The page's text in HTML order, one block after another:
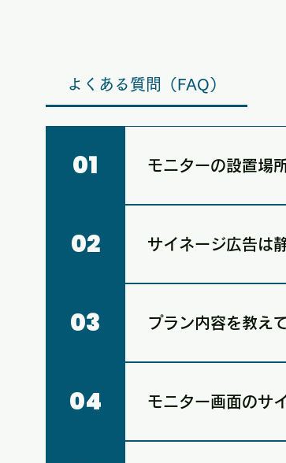
よくある質問（FAQ）
01 モニターの設置場
モニターは両津港隣接の
としてもご利用いただけ
02 サイネージ広告は
はい、対応しています。
03 プラン内容を教え
動画・静止画問わず、15
料で変更することが可能
04 モニター画面のサ
モニター画面のサイズは